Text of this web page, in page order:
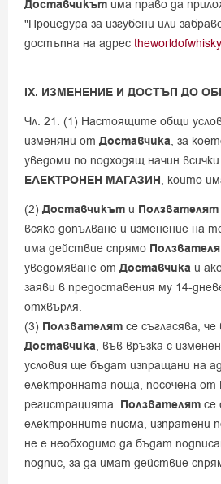
Доставчикът има право да
"Процедура за изгубени или
достъпна на адрес
IX. ИЗМЕНЕНИЕ И ДОСТЪП ДО
Чл. 21. (1) Настоящите общи
изменяни от Доставчика, за
уведоми по подходящ начин всички
ЕЛЕКТРОНЕН МАГАЗИН, които
(2) Доставчикът и Ползвателят
всяко допълване и изменение на
има действие спрямо Ползвателя
уведомяване от Доставчика и
заяви в предоставения му 14-
отхвърля.
(3) Ползвателят се съгласява, че
Доставчика, във връзка с
условия ще бъдат изпращани на
електронната поща, посочена от
регистрацията. Ползвателят се
електронните писма, изпратени
не е необходимо да бъдат
подпис, за да имат действие